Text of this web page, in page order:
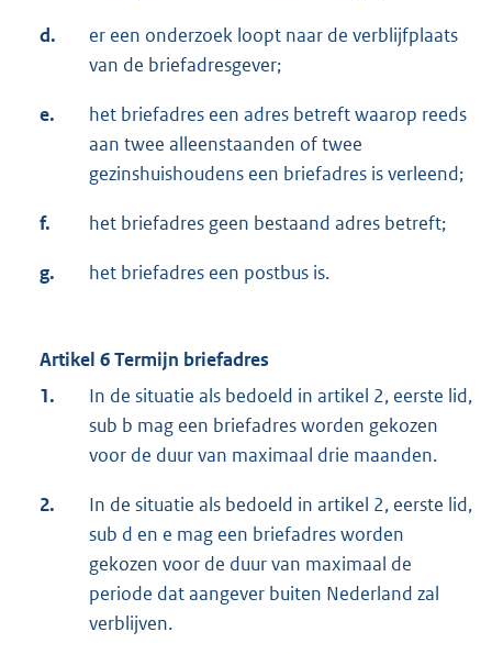
d.
er een onderzoek loopt naar de verblijfplaats
van de briefadresgever;
e.
het briefadres een adres betreft waarop reeds
aan twee alleenstaanden of twee
gezinshuishoudens een briefadres is verleend;
f. het briefadres geen bestaand adres betreft;
g. het briefadres een postbus is.
Artikel 6 Termijn briefadres
1.
In de situatie als bedoeld in artikel 2, eerste lid,
sub b mag een briefadres worden gekozen
voor de duur van maximaal drie maanden.
2.
In de situatie als bedoeld in artikel 2, eerste lid,
sub d en e mag een briefadres worden
gekozen voor de duur van maximaal de
periode dat aangever buiten Nederland zal
verblijven.